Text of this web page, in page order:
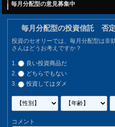
毎月分配型の意見募集中
毎月分配型の投資信託 否
投資のセオリーでは、毎月分配型は非
さんはどうお考えですか？
良い投資商品だ
どちらでもない
投資してはダメ
コメント